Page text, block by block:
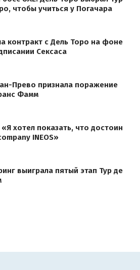
чтобы учиться у Погачара
контракт с Дель Торо на фоне
Сексаса
Прево признала поражение
Фамм
хотел показать, что достоин
INEOS»
выиграла пятый этап Тур де